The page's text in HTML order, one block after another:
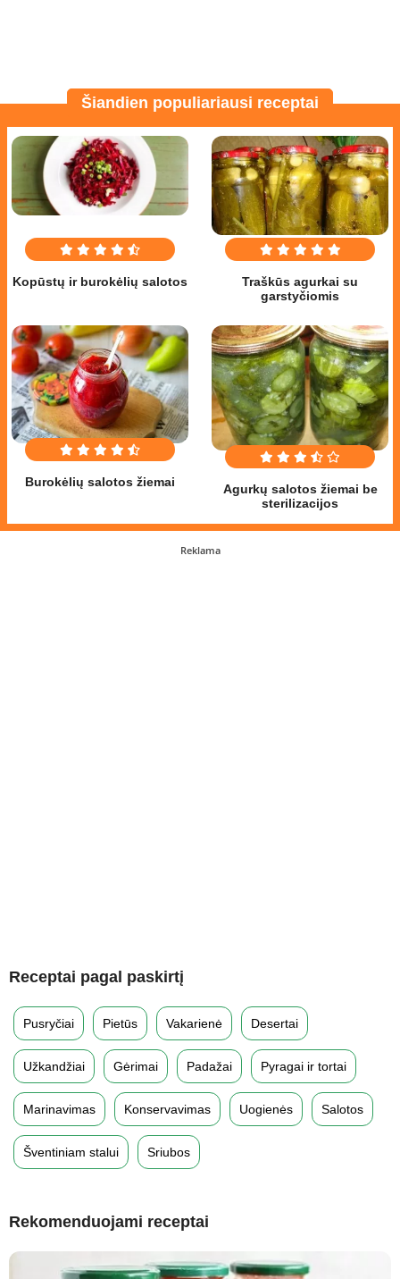
Šiandien populiariausi receptai
Kopūstų ir burokėlių salotos
Traškūs agurkai su
garstyčiomis
Burokėlių salotos žiemai
Agurkų salotos žiemai be
sterilizacijos
Reklama
Receptai pagal paskirtį
Pusryčiai Pietūs Vakarienė Desertai
Užkandžiai Gėrimai Padažai Pyragai ir tortai
Marinavimas Konservavimas Uogienės Salotos
Šventiniam stalui Sriubos
Rekomenduojami receptai